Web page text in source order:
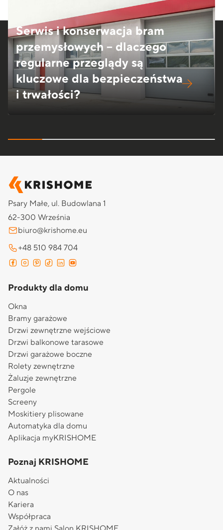
Serwis i konserwacja bram
przemysłowych – dlaczego
regularne przeglądy są
kluczowe dla bezpieczeństwa
i trwałości?
Psary Małe, ul. Budowlana 1
62-300 Września
biuro@krishome.eu
+48 510 984 704
Produkty dla domu
Okna
Bramy garażowe
Drzwi zewnętrzne wejściowe
Drzwi balkonowe tarasowe
Drzwi garażowe boczne
Rolety zewnętrzne
Żaluzje zewnętrzne
Pergole
Screeny
Moskitiery plisowane
Automatyka dla domu
Aplikacja myKRISHOME
Poznaj KRISHOME
Aktualności
O nas
Kariera
Współpraca